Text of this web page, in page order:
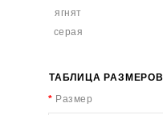
ТАБЛИЦА РАЗМЕРОВ
Размер